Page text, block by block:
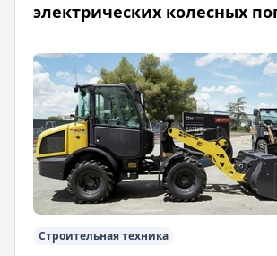
электрических колесных
Строительная техника